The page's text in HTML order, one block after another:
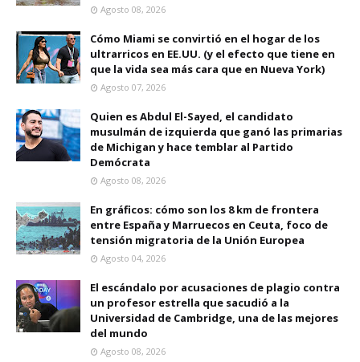
Agosto 08, 2026
Cómo Miami se convirtió en el hogar de los
ultrarricos en EE.UU. (y el efecto que tiene en
que la vida sea más cara que en Nueva York)
Agosto 07, 2026
Quien es Abdul El-Sayed, el candidato
musulmán de izquierda que ganó las primarias
de Michigan y hace temblar al Partido
Demócrata
Agosto 08, 2026
En gráficos: cómo son los 8 km de frontera
entre España y Marruecos en Ceuta, foco de
tensión migratoria de la Unión Europea
Agosto 04, 2026
El escándalo por acusaciones de plagio contra
un profesor estrella que sacudió a la
Universidad de Cambridge, una de las mejores
del mundo
Agosto 08, 2026